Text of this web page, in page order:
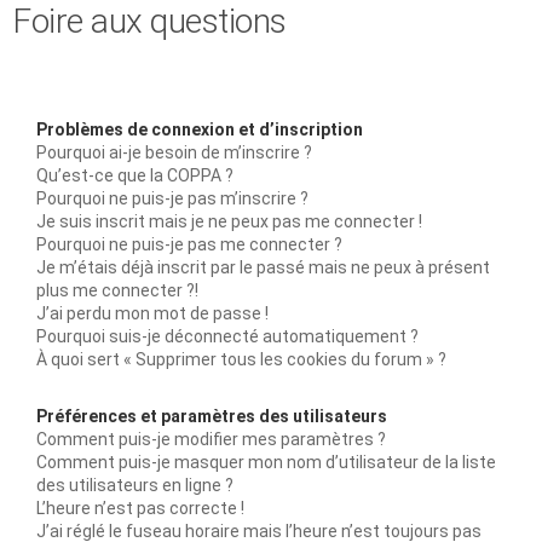
Foire aux questions
Problèmes de connexion et d’inscription
Pourquoi ai-je besoin de m’inscrire ?
Qu’est-ce que la COPPA ?
Pourquoi ne puis-je pas m’inscrire ?
Je suis inscrit mais je ne peux pas me connecter !
Pourquoi ne puis-je pas me connecter ?
Je m’étais déjà inscrit par le passé mais ne peux à présent
plus me connecter ?!
J’ai perdu mon mot de passe !
Pourquoi suis-je déconnecté automatiquement ?
À quoi sert « Supprimer tous les cookies du forum » ?
Préférences et paramètres des utilisateurs
Comment puis-je modifier mes paramètres ?
Comment puis-je masquer mon nom d’utilisateur de la liste
des utilisateurs en ligne ?
L’heure n’est pas correcte !
J’ai réglé le fuseau horaire mais l’heure n’est toujours pas